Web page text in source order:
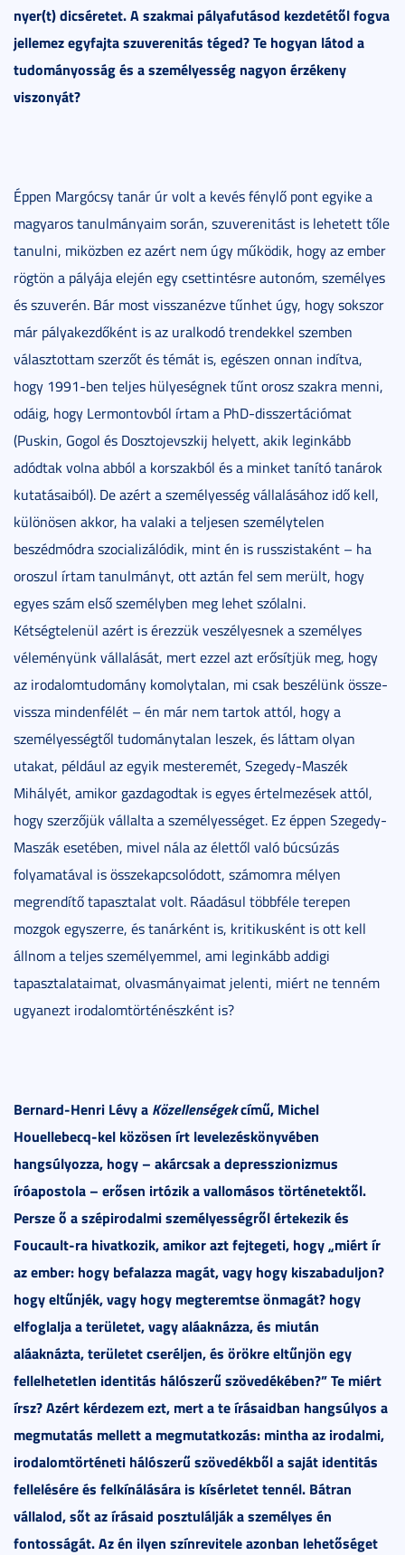
nyer(t) dicséretet. A szakmai pályafutásod kezdetétől fogva
jellemez egyfajta szuverenitás téged? Te hogyan látod a
tudományosság és a személyesség nagyon érzékeny
viszonyát?
Éppen Margócsy tanár úr volt a kevés fénylő pont egyike a
magyaros tanulmányaim során, szuverenitást is lehetett tőle
tanulni, miközben ez azért nem úgy működik, hogy az ember
rögtön a pályája elején egy csettintésre autonóm, személyes
és szuverén. Bár most visszanézve tűnhet úgy, hogy sokszor
már pályakezdőként is az uralkodó trendekkel szemben
választottam szerzőt és témát is, egészen onnan indítva,
hogy 1991-ben teljes hülyeségnek tűnt orosz szakra menni,
odáig, hogy Lermontovból írtam a PhD-disszertációmat
(Puskin, Gogol és Dosztojevszkij helyett, akik leginkább
adódtak volna abból a korszakból és a minket tanító tanárok
kutatásaiból). De azért a személyesség vállalásához idő kell,
különösen akkor, ha valaki a teljesen személytelen
beszédmódra szocializálódik, mint én is russzistaként – ha
oroszul írtam tanulmányt, ott aztán fel sem merült, hogy
egyes szám első személyben meg lehet szólalni.
Kétségtelenül azért is érezzük veszélyesnek a személyes
véleményünk vállalását, mert ezzel azt erősítjük meg, hogy
az irodalomtudomány komolytalan, mi csak beszélünk össze-
vissza mindenfélét – én már nem tartok attól, hogy a
személyességtől tudománytalan leszek, és láttam olyan
utakat, például az egyik mesteremét, Szegedy-Maszék
Mihályét, amikor gazdagodtak is egyes értelmezések attól,
hogy szerzőjük vállalta a személyességet. Ez éppen Szegedy-
Maszák esetében, mivel nála az élettől való búcsúzás
folyamatával is összekapcsolódott, számomra mélyen
megrendítő tapasztalat volt. Ráadásul többféle terepen
mozgok egyszerre, és tanárként is, kritikusként is ott kell
állnom a teljes személyemmel, ami leginkább addigi
tapasztalataimat, olvasmányaimat jelenti, miért ne tenném
ugyanezt irodalomtörténészként is?
Bernard-Henri Lévy a Közellenségekcímű, Michel
Houellebecq-kel közösen írt levelezéskönyvében
hangsúlyozza, hogy – akárcsak a depresszionizmus
íróapostola – erősen irtózik a vallomásos történetektől.
Persze ő a szépirodalmi személyességről értekezik és
Foucault-ra hivatkozik, amikor azt fejtegeti, hogy „miért ír
az ember: hogy befalazza magát, vagy hogy kiszabaduljon?
hogy eltűnjék, vagy hogy megteremtse önmagát? hogy
elfoglalja a területet, vagy aláaknázza, és miután
aláaknázta, területet cseréljen, és örökre eltűnjön egy
fellelhetetlen identitás hálószerű szövedékében?” Te miért
írsz? Azért kérdezem ezt, mert a te írásaidban hangsúlyos a
megmutatás mellett a megmutatkozás: mintha az irodalmi,
irodalomtörténeti hálószerű szövedékből a saját identitás
fellelésére és felkínálására is kísérletet tennél. Bátran
vállalod, sőt az írásaid posztulálják a személyes én
fontosságát. Az én ilyen színrevitele azonban lehetőséget